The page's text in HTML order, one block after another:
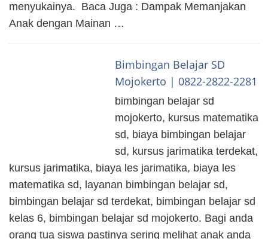
menyukainya. Baca Juga : Dampak Memanjakan
Anak dengan Mainan …
Bimbingan Belajar SD
Mojokerto | 0822-2822-2281
bimbingan belajar sd
mojokerto, kursus matematika
sd, biaya bimbingan belajar
sd, kursus jarimatika terdekat,
kursus jarimatika, biaya les jarimatika, biaya les
matematika sd, layanan bimbingan belajar sd,
bimbingan belajar sd terdekat, bimbingan belajar sd
kelas 6, bimbingan belajar sd mojokerto. Bagi anda
orang tua siswa pastinya sering melihat anak anda